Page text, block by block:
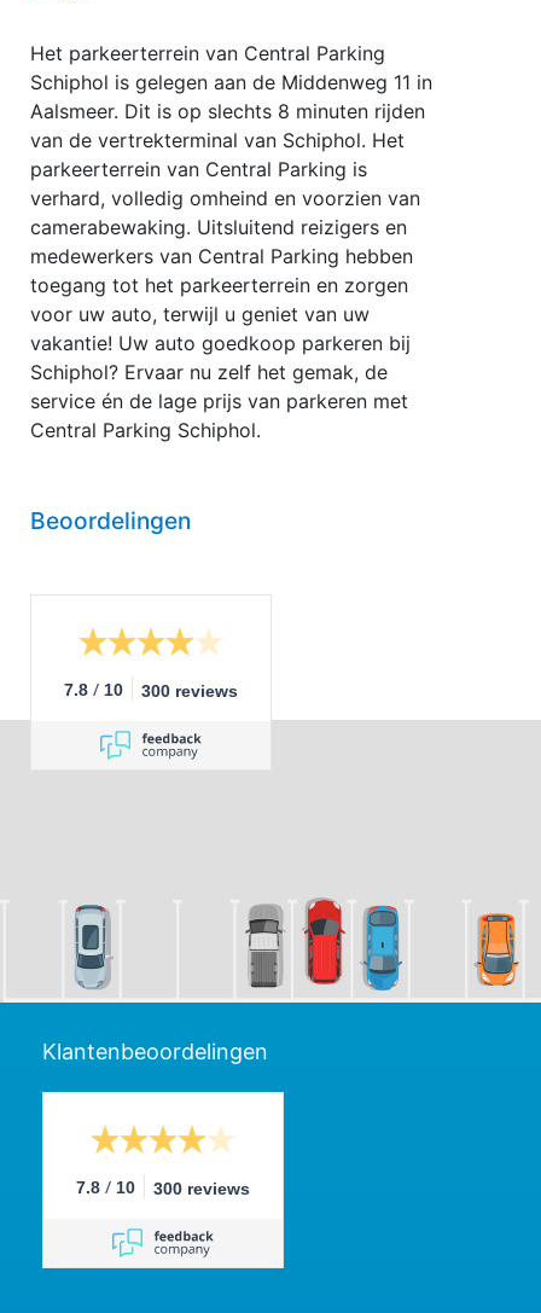
Het parkeerterrein van Central Parking
Schiphol is gelegen aan de Middenweg 11 in
Aalsmeer. Dit is op slechts 8 minuten rijden
van de vertrekterminal van Schiphol. Het
parkeerterrein van Central Parking is
verhard, volledig omheind en voorzien van
camerabewaking. Uitsluitend reizigers en
medewerkers van Central Parking hebben
toegang tot het parkeerterrein en zorgen
voor uw auto, terwijl u geniet van uw
vakantie! Uw auto goedkoop parkeren bij
Schiphol? Ervaar nu zelf het gemak, de
service én de lage prijs van parkeren met
Central Parking Schiphol.
Beoordelingen
7.8 / 10 300 reviews
Klantenbeoordelingen
7.8 / 10 300 reviews